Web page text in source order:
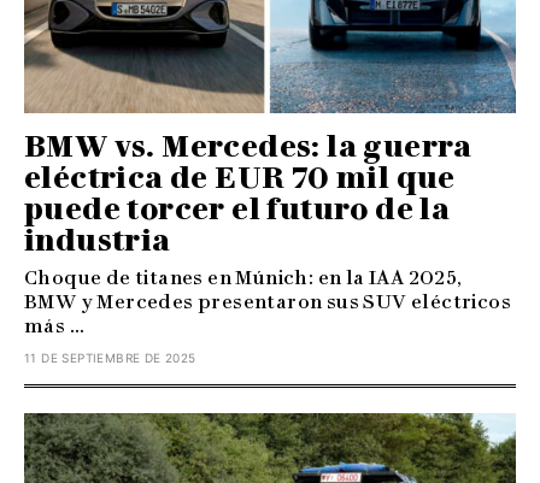
BMW vs. Mercedes: la guerra
eléctrica de EUR 70 mil que
puede torcer el futuro de la
industria
Choque de titanes en Múnich: en la IAA 2025,
BMW y Mercedes presentaron sus SUV eléctricos
más ...
11 DE SEPTIEMBRE DE 2025